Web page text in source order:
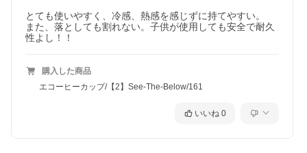
そのほとんどがプラスチック製なので、再利用したくても出来ません。
この驚くべき統計に、私たちにできることは何か。
何か行動を起こさなくてならない、その考えから
とても使いやすく、冷感、熱感を感じずに持てやすい。
また、落としても割れない。子供が使用しても安全で耐久
性よし！！
購入した商品
エコーヒーカップ/【2】See-The-Below/161
いいね 0